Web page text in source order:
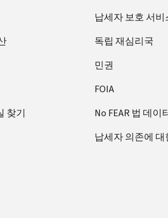
찾기
납세자 보호 서비
독립 재심리국
민권
FOIA
No FEAR 법 데이
납세자 의존에 대